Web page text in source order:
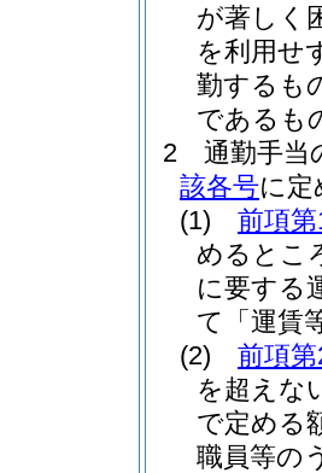
が著しく
を利用せ
勤するも
であるも
2
通勤手当
該各号に
(1)
前項
めるとこ
に要する
て「運賃
(2)
前項
を超えな
で定める
職員等の